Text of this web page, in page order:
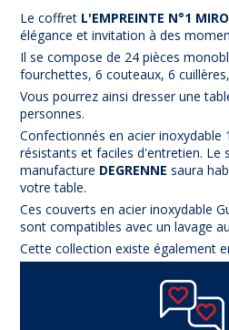
Le coffret L'EMPREINTE N°1
élégance et invitation à des
Il se compose de 24 pièces
fourchettes, 6 couteaux, 6
Vous pourrez ainsi dresser une
personnes.
Confectionnés en acier inoxydable
résistants et faciles d'entretien. Le
manufacture DEGRENNEsaura
votre table.
Ces couverts en acier inoxydable
sont compatibles avec un lavage
Cette collection existe également